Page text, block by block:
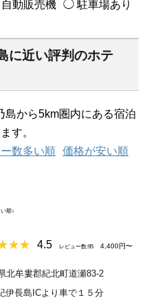
動販売機 ◯ 駐車場あり
近い評判のホテ
から5km圏内にある宿泊
す。
数多い順 価格が安い順
順↓
4.5 レビュー数:95
4,400円〜
北牟婁郡紀北町道瀬83-2
伊長島ICより車で１５分